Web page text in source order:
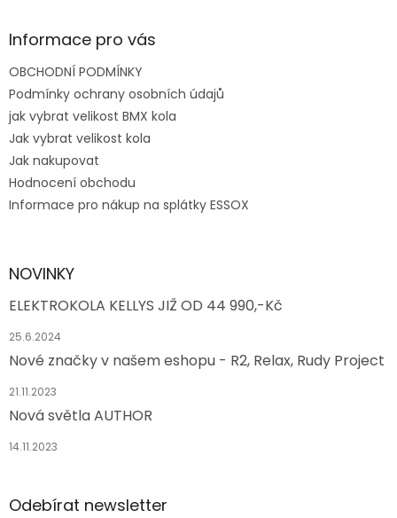
Informace pro vás
OBCHODNÍ PODMÍNKY
Podmínky ochrany osobních údajů
jak vybrat velikost BMX kola
Jak vybrat velikost kola
Jak nakupovat
Hodnocení obchodu
Informace pro nákup na splátky ESSOX
NOVINKY
ELEKTROKOLA KELLYS JIŽ OD 44 990,-Kč
25.6.2024
Nové značky v našem eshopu - R2, Relax, Rudy Project
21.11.2023
Nová světla AUTHOR
14.11.2023
Odebírat newsletter